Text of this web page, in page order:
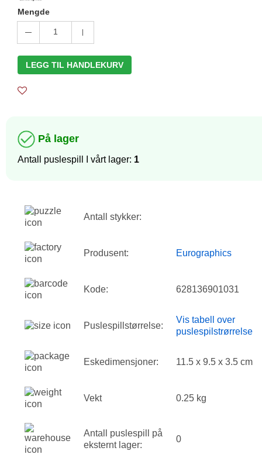
Mengde
1
LEGG TIL HANDLEKURV
På lager
Antall puslespill I vårt lager: 1
Antall stykker:
Produsent: Eurographics
Kode: 628136901031
Puslespillstørrelse:
Vis tabell over
puslespilstrørrelse
Eskedimensjoner: 11.5 x 9.5 x 3.5 cm
Vekt 0.25 kg
Antall puslespill på
eksternt lager:
0